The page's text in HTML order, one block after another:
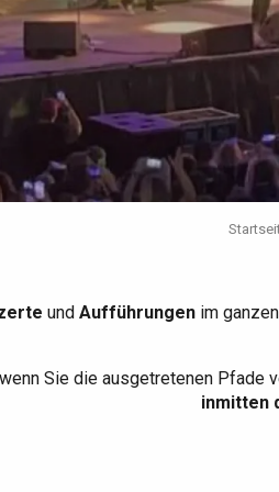
Agenda
mit
am Meer
mit dem
und Aufführungenim
Sie die ausgetretenen Pfade
inmitten